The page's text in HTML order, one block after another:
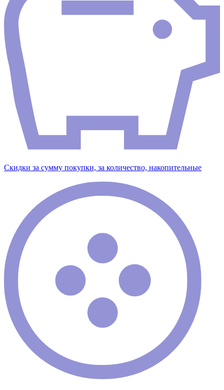
Скидки за сумму покупки, за количество, накопительные